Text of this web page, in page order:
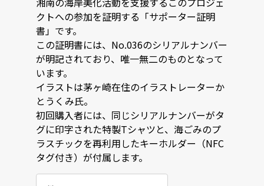
クトへの参加を証明する「サポーター証明
書」です。
この証明書には、No.036のシリアルナンバー
が明記されており、唯一無二のものとなって
います。
イラストは茅ヶ崎在住のイラストレーターか
とうくみ氏。
初回購入者には、同じシリアルナンバーがタ
グに印字された特製Tシャツと、海ごみのプ
ラスチックを再利用したキーホルダー（NFC
タグ付き）が付属します。